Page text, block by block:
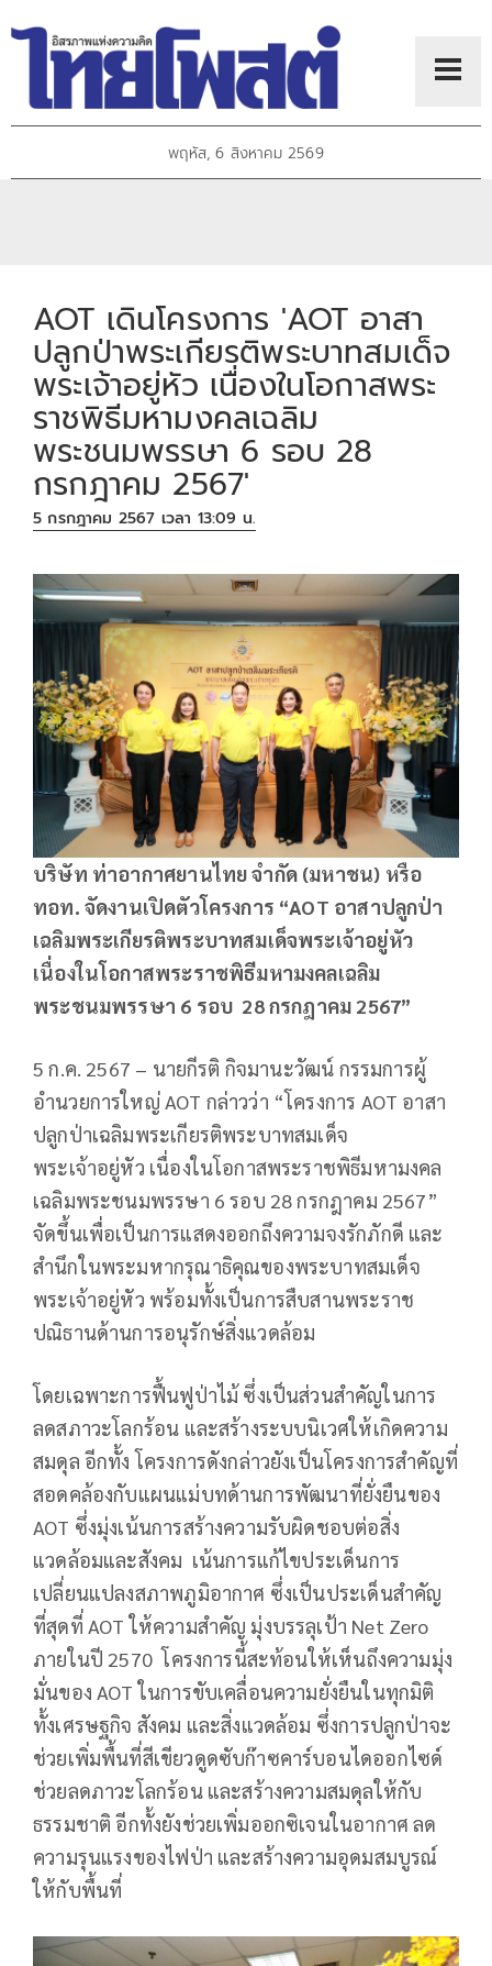
พฤหัส, 6 สิงหาคม 2569
AOT เดินโครงการ 'AOT อาสา
ปลูกป่าพระเกียรติพระบาทสมเด็จ
พระเจ้าอยู่หัว เนื่องในโอกาสพระ
ราชพิธีมหามงคลเฉลิม
พระชนมพรรษา 6 รอบ 28
กรกฎาคม 2567'
5 กรกฎาคม 2567 เวลา 13:09 น.
บริษัท ท่าอากาศยานไทย จำกัด (มหาชน) หรือ
ทอท. จัดงานเปิดตัวโครงการ “AOT อาสาปลูกป่า
เฉลิมพระเกียรติพระบาทสมเด็จพระเจ้าอยู่หัว
เนื่องในโอกาสพระราชพิธีมหามงคลเฉลิม
พระชนมพรรษา 6 รอบ 28 กรกฎาคม 2567”
5 ก.ค. 2567 – นายกีรติ กิจมานะวัฒน์ กรรมการผู้
อำนวยการใหญ่ AOT กล่าวว่า “โครงการ AOT อาสา
ปลูกป่าเฉลิมพระเกียรติพระบาทสมเด็จ
พระเจ้าอยู่หัว เนื่องในโอกาสพระราชพิธีมหามงคล
เฉลิมพระชนมพรรษา 6 รอบ 28 กรกฎาคม 2567”
จัดขึ้นเพื่อเป็นการแสดงออกถึงความจงรักภักดี และ
สำนึกในพระมหากรุณาธิคุณของพระบาทสมเด็จ
พระเจ้าอยู่หัว พร้อมทั้งเป็นการสืบสานพระราช
ปณิธานด้านการอนุรักษ์สิ่งแวดล้อม
โดยเฉพาะการฟื้นฟูป่าไม้ ซึ่งเป็นส่วนสำคัญในการ
ลดสภาวะโลกร้อน และสร้างระบบนิเวศให้เกิดความ
สมดุล อีกทั้ง โครงการดังกล่าวยังเป็นโครงการสำคัญที่
สอดคล้องกับแผนแม่บทด้านการพัฒนาที่ยั่งยืนของ
AOT ซึ่งมุ่งเน้นการสร้างความรับผิดชอบต่อสิ่ง
แวดล้อมและสังคม เน้นการแก้ไขประเด็นการ
เปลี่ยนแปลงสภาพภูมิอากาศ ซึ่งเป็นประเด็นสำคัญ
ที่สุดที่ AOT ให้ความสำคัญ มุ่งบรรลุเป้า Net Zero
ภายในปี 2570 โครงการนี้สะท้อนให้เห็นถึงความมุ่ง
มั่นของ AOT ในการขับเคลื่อนความยั่งยืนในทุกมิติ
ทั้งเศรษฐกิจ สังคม และสิ่งแวดล้อม ซึ่งการปลูกป่าจะ
ช่วยเพิ่มพื้นที่สีเขียวดูดซับก๊าซคาร์บอนไดออกไซด์
ช่วยลดภาวะโลกร้อน และสร้างความสมดุลให้กับ
ธรรมชาติ อีกทั้งยังช่วยเพิ่มออกซิเจนในอากาศ ลด
ความรุนแรงของไฟป่า และสร้างความอุดมสมบูรณ์
ให้กับพื้นที่